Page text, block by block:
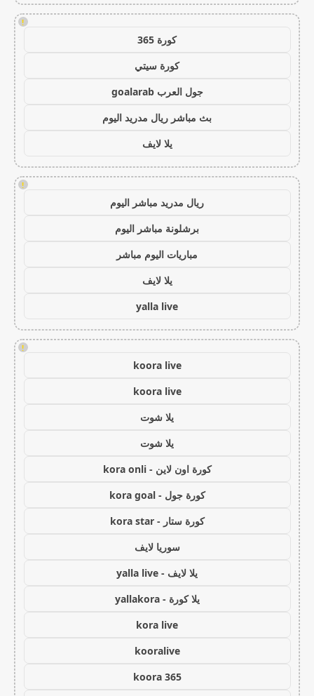
!
كورة 365
كورة سيتي
جول العرب goalarab
بث مباشر ريال مدريد اليوم
يلا لايف
!
ريال مدريد مباشر اليوم
برشلونة مباشر اليوم
مباريات اليوم مباشر
يلا لايف
yalla live
!
koora live
koora live
يلا شوت
يلا شوت
كورة اون لاين - kora onli
كورة جول - kora goal
كورة ستار - kora star
سوريا لايف
يلا لايف - yalla live
يلا كورة - yallakora
kora live
kooralive
koora 365